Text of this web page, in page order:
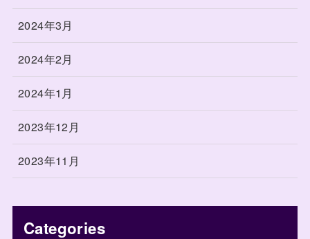
2024年3月
2024年2月
2024年1月
2023年12月
2023年11月
Categories